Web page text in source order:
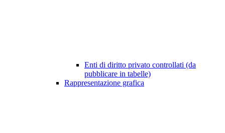
Enti di diritto privato controllati (da
pubblicare in tabelle)
Rappresentazione grafica